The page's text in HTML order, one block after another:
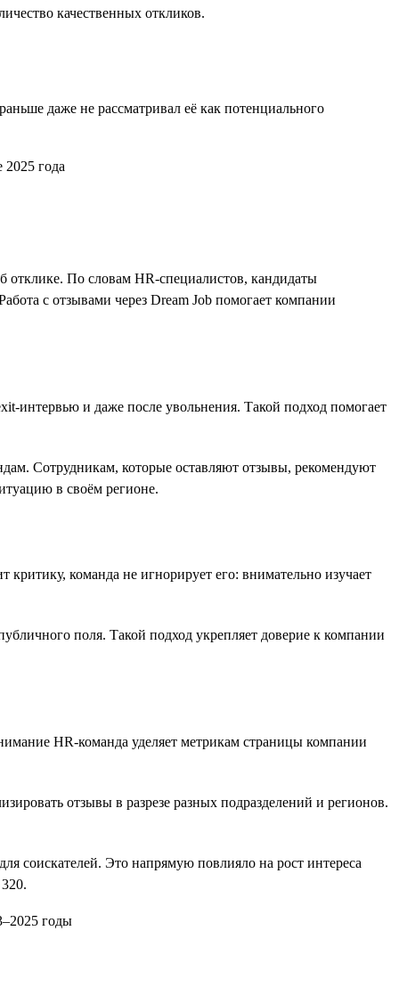
качественных откликов.
даже не рассматривал её как потенциального
отклике. По словам HR-специалистов, кандидаты
с отзывами через Dream Job помогает компании
интервью и даже после увольнения. Такой подход помогает
Сотрудникам, которые оставляют отзывы, рекомендуют
в своём регионе.
команда не игнорирует его: внимательно изучает
поля. Такой подход укрепляет доверие к компании
HR-команда уделяет метрикам страницы компании
отзывы в разрезе разных подразделений и регионов.
соискателей. Это напрямую повлияло на рост интереса